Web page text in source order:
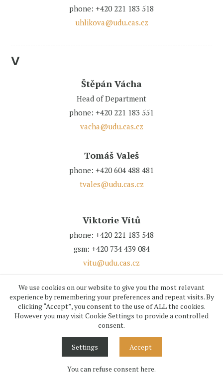
phone: +420 221 183 518
uhlikova@udu.cas.cz
V
Štěpán Vácha
Head of Department
phone: +420 221 183 551
vacha@udu.cas.cz
Tomáš Valeš
phone: +420 604 488 481
tvales@udu.cas.cz
Viktorie Vítů
phone: +420 221 183 548
gsm: +420 734 439 084
vitu@udu.cas.cz
Pavel Vlček
phone: +420 221 183 548
vlcek@udu.cas.cz
David Vondráček
phone: +420 220 303 935
We use cookies on our website to give you the most relevant
experience by remembering your preferences and repeat visits. By
clicking “Accept”, you consent to the use of ALL the cookies.
However you may visit Cookie Settings to provide a controlled
consent.
Settings Accept
You can refuse consent here.